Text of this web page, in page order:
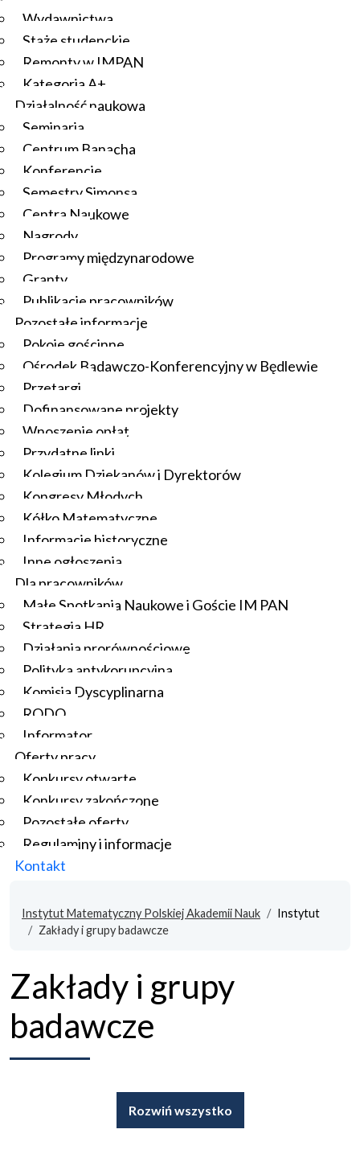
Wydawnictwa
Staże studenckie
Remonty w IMPAN
Kategoria A+
Działalność naukowa
Seminaria
Centrum Banacha
Konferencje
Semestry Simonsa
Centra Naukowe
Nagrody
Programy międzynarodowe
Granty
Publikacje pracowników
Pozostałe informacje
Pokoje gościnne
Ośrodek Badawczo-Konferencyjny w Będlewie
Przetargi
Dofinansowane projekty
Wnoszenie opłat
Przydatne linki
Kolegium Dziekanów i Dyrektorów
Kongresy Młodych
Kółko Matematyczne
Informacje historyczne
Inne ogłoszenia
Dla pracowników
Małe Spotkania Naukowe i Goście IM PAN
Strategia HR
Działania prorównościowe
Polityka antykorupcyjna
Komisja Dyscyplinarna
RODO
Informator
Oferty pracy
Konkursy otwarte
Konkursy zakończone
Pozostałe oferty
Regulaminy i informacje
Kontakt
Instytut Matematyczny Polskiej Akademii Nauk
Instytut
Zakłady i grupy badawcze
Zakłady i grupy
badawcze
Rozwiń wszystko